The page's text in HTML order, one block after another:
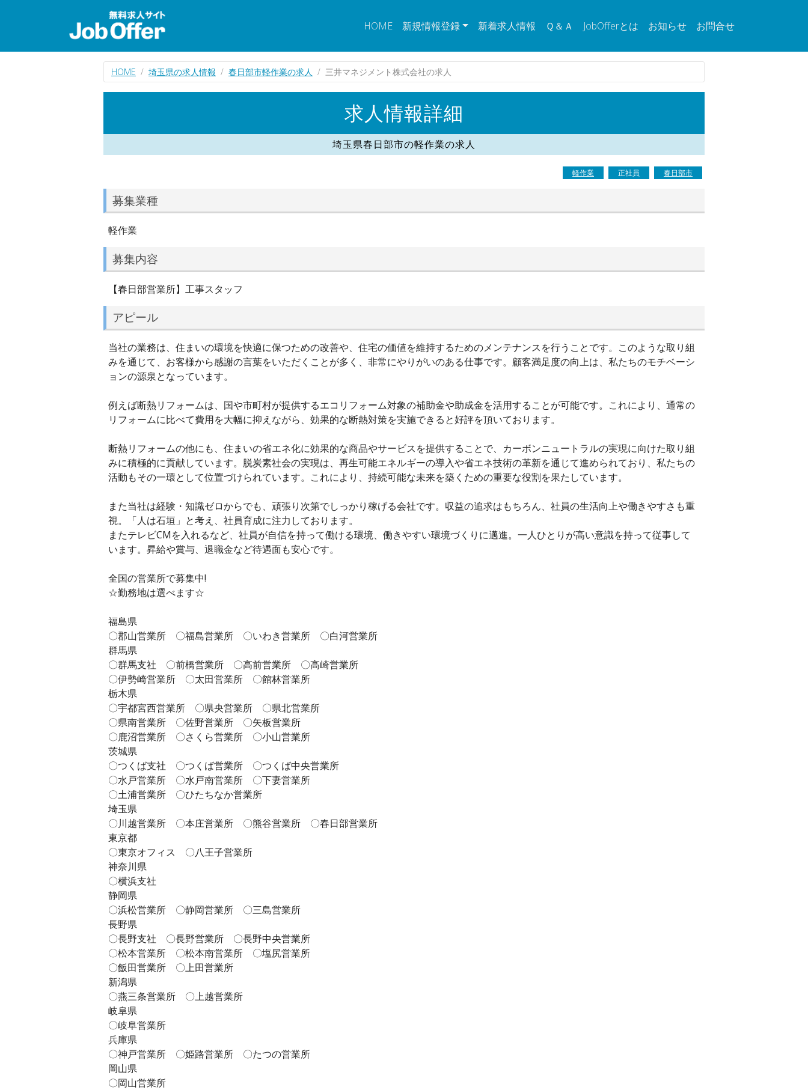
HOME 新規情報登録 新着求人情報 Ｑ＆Ａ JobOfferとは お知らせ お問合せ
HOME 埼玉県の求人情報 春日部市軽作業の求人 三井マネジメント株式会社の求人
求人情報詳細
埼玉県春日部市の軽作業の求人
軽作業 正社員 春日部市
募集業種
軽作業
募集内容
【春日部営業所】工事スタッフ
アピール
当社の業務は、住まいの環境を快適に保つための改善や、住宅の価値を維持するためのメンテナンスを行うことです。このような取り組
みを通じて、お客様から感謝の言葉をいただくことが多く、非常にやりがいのある仕事です。顧客満足度の向上は、私たちのモチベーシ
ョンの源泉となっています。
例えば断熱リフォームは、国や市町村が提供するエコリフォーム対象の補助金や助成金を活用することが可能です。これにより、通常の
リフォームに比べて費用を大幅に抑えながら、効果的な断熱対策を実施できると好評を頂いております。
断熱リフォームの他にも、住まいの省エネ化に効果的な商品やサービスを提供することで、カーボンニュートラルの実現に向けた取り組
みに積極的に貢献しています。脱炭素社会の実現は、再生可能エネルギーの導入や省エネ技術の革新を通じて進められており、私たちの
活動もその一環として位置づけられています。これにより、持続可能な未来を築くための重要な役割を果たしています。
また当社は経験・知識ゼロからでも、頑張り次第でしっかり稼げる会社です。収益の追求はもちろん、社員の生活向上や働きやすさも重
視。「人は石垣」と考え、社員育成に注力しております。
またテレビCMを入れるなど、社員が自信を持って働ける環境、働きやすい環境づくりに邁進。一人ひとりが高い意識を持って従事して
います。昇給や賞与、退職金など待遇面も安心です。
全国の営業所で募集中!
☆勤務地は選べます☆
福島県
〇郡山営業所 〇福島営業所 〇いわき営業所 〇白河営業所
群馬県
〇群馬支社 〇前橋営業所 〇高前営業所 〇高崎営業所
〇伊勢崎営業所 〇太田営業所 〇館林営業所
栃木県
〇宇都宮西営業所 〇県央営業所 〇県北営業所
〇県南営業所 〇佐野営業所 〇矢板営業所
〇鹿沼営業所 〇さくら営業所 〇小山営業所
茨城県
〇つくば支社 〇つくば営業所 〇つくば中央営業所
〇水戸営業所 〇水戸南営業所 〇下妻営業所
〇土浦営業所 〇ひたちなか営業所
埼玉県
〇川越営業所 〇本庄営業所 〇熊谷営業所 〇春日部営業所
東京都
〇東京オフィス 〇八王子営業所
神奈川県
〇横浜支社
静岡県
〇浜松営業所 〇静岡営業所 〇三島営業所
長野県
〇長野支社 〇長野営業所 〇長野中央営業所
〇松本営業所 〇松本南営業所 〇塩尻営業所
〇飯田営業所 〇上田営業所
新潟県
〇燕三条営業所 〇上越営業所
岐阜県
〇岐阜営業所
兵庫県
〇神戸営業所 〇姫路営業所 〇たつの営業所
岡山県
〇岡山営業所